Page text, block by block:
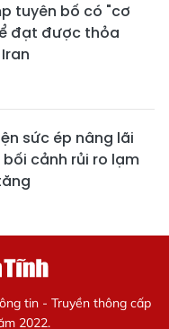
tuyên bố có "cơ
đạt được thỏa
sức ép nâng lãi
cảnh rủi ro lạm
tin - Truyền thông cấp
2022.